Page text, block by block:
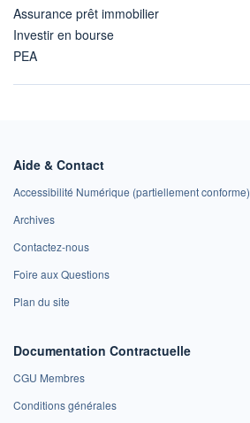
Assurance prêt immobilier
Investir en bourse
PEA
Aide & Contact
Accessibilité Numérique (partiellement conforme)
Archives
Contactez-nous
Foire aux Questions
Plan du site
Documentation Contractuelle
CGU Membres
Conditions générales